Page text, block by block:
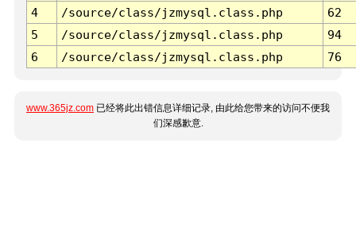
4
/source/class/jzmysql.class.php
62
5
/source/class/jzmysql.class.php
94
6
/source/class/jzmysql.class.php 76
www.365jz.com 已经将此出错信息详细记录, 由此给您带来的访问不便我
们深感歉意.